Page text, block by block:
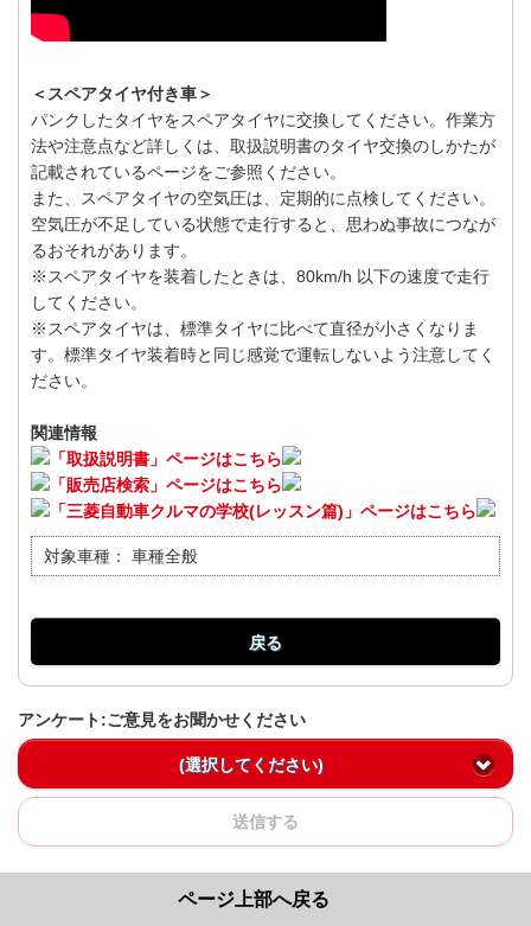
＜スペアタイヤ付き車＞
パンクしたタイヤをスペアタイヤに交換してください。作業方
法や注意点など詳しくは、取扱説明書のタイヤ交換のしかたが
記載されているページをご参照ください。
また、スペアタイヤの空気圧は、定期的に点検してください。
空気圧が不足している状態で走行すると、思わぬ事故につなが
るおそれがあります。
※スペアタイヤを装着したときは、80km/h 以下の速度で走行
してください。
※スペアタイヤは、標準タイヤに比べて直径が小さくなりま
す。標準タイヤ装着時と同じ感覚で運転しないよう注意してく
ださい。
関連情報
「取扱説明書」ページはこちら
「販売店検索」ページはこちら
「三菱自動車クルマの学校(レッスン篇)」ページはこちら
対象車種： 車種全般
戻る
アンケート:ご意見をお聞かせください
(選択してください)
送信する
ページ上部へ戻る